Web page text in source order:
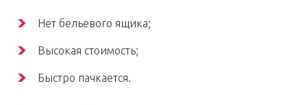
Нет бельевого ящика;
Высокая стоимость;
Быстро пачкается.